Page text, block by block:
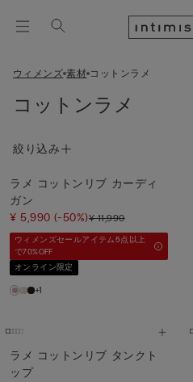
ウィメンズ 素材 コットンラメ
コットンラメ
絞り込み
ラメ コットンリブ カーディ
ガン
¥ 5,990(-50%)¥ 11,990
ウィメンズセールアイテム5点以上
で70%OFF
オンライン限定
+1
ラメ コットンリブ タンクト
ップ